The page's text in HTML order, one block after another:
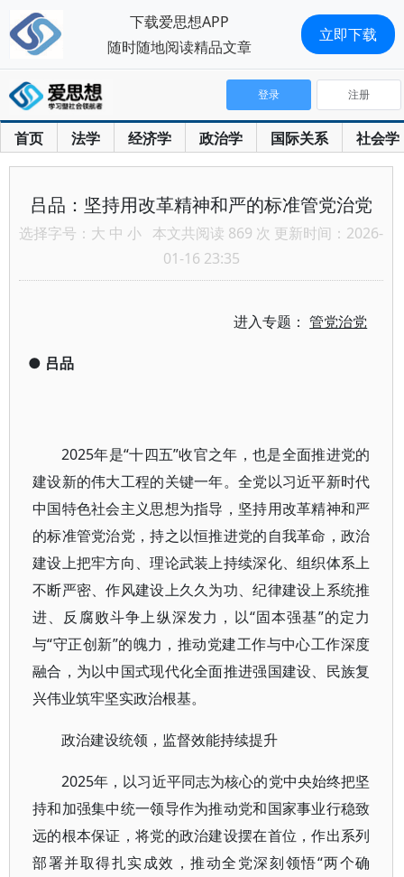
首页 法学 经济学 政治学 国际关系 社会学
登录 注册
吕品：坚持用改革精神和严的标准管党治党
选择字号： 大 中 小 本文共阅读 869 次 更新时间：2026-
01-16 23:35
进入专题：管党治党
● 吕品
2025年是“十四五”收官之年，也是全面推进党的
建设新的伟大工程的关键一年。全党以习近平新时代
中国特色社会主义思想为指导，坚持用改革精神和严
的标准管党治党，持之以恒推进党的自我革命，政治
建设上把牢方向、理论武装上持续深化、组织体系上
不断严密、作风建设上久久为功、纪律建设上系统推
进、反腐败斗争上纵深发力，以“固本强基”的定力
与“守正创新”的魄力，推动党建工作与中心工作深度
融合，为以中国式现代化全面推进强国建设、民族复
兴伟业筑牢坚实政治根基。
政治建设统领，监督效能持续提升
2025年，以习近平同志为核心的党中央始终把坚
持和加强集中统一领导作为推动党和国家事业行稳致
远的根本保证，将党的政治建设摆在首位，作出系列
部署并取得扎实成效，推动全党深刻领悟“两个确
下载爱思想APP
随时随地阅读精品文章
立即下载